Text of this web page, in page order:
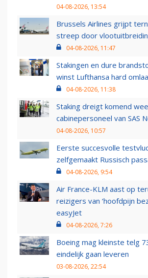
04-08-2026, 13:54
Brussels Airlines grijpt
streep door
04-08-2026, 11:47
Stakingen en dure
winst Lufthansa hard
04-08-2026, 11:38
Staking dreigt komend
cabinepersoneel van SAS
04-08-2026, 10:57
Eerste succesvolle
zelfgemaakt Russisch
04-08-2026, 9:54
Air France-KLM aast op
reizigers van ‘hoofdpijn
easyJet
04-08-2026, 7:26
Boeing mag kleinste telg
eindelijk gaan leveren
03-08-2026, 22:54